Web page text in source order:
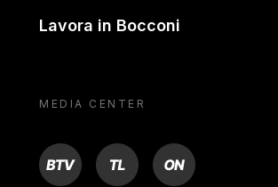
Lavora in Bocconi
MEDIA CENTER
BTV TL ON